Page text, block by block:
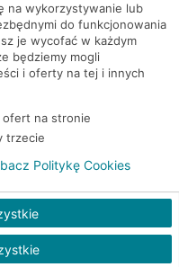
prawa zastrzeżone
na wykorzystywanie lub
do funkcjonowania
je wycofać w każdym
będziemy mogli
i oferty na tej i innych
ofert na stronie
trzecie
Politykę Cookies